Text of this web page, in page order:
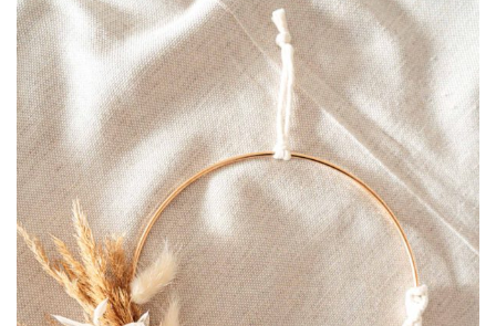
Auf meine
Wunschliste!